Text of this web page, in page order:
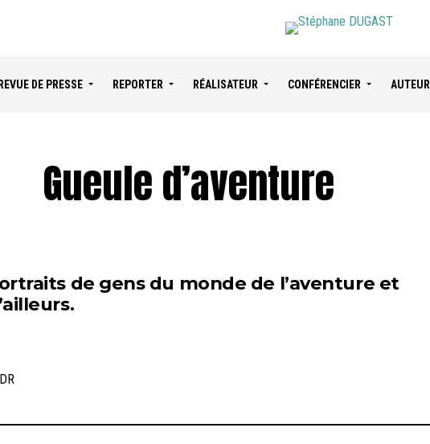
REVUE DE PRESSE REPORTER RÉALISATEUR CONFÉRENCIER AUTEUR
Gueule d’aventure
de gens du monde de l’aventure et